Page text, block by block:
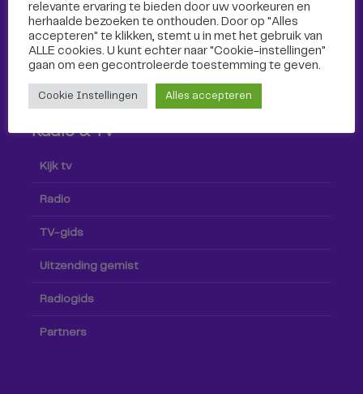
media!
Radio & TV
Kijk tv
Radio
TV-gids
Uitzending gemist
Radiogids
Partners
relevante ervaring te bieden door uw voorkeuren en
herhaalde bezoeken te onthouden. Door op "Alles
accepteren" te klikken, stemt u in met het gebruik van
ALLE cookies. U kunt echter naar "Cookie-instellingen"
gaan om een ​​gecontroleerde toestemming te geven.
Cookie Instellingen Alles accepteren